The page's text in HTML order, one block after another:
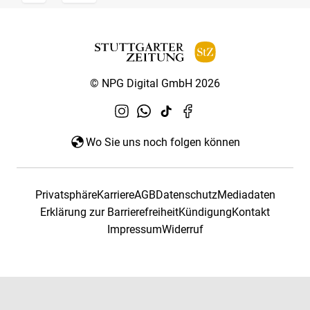
© NPG Digital GmbH 2026
Wo Sie uns noch folgen können
PrivatsphäreKarriereAGBDatenschutzMediadaten
Erklärung zur BarrierefreiheitKündigungKontakt
ImpressumWiderruf